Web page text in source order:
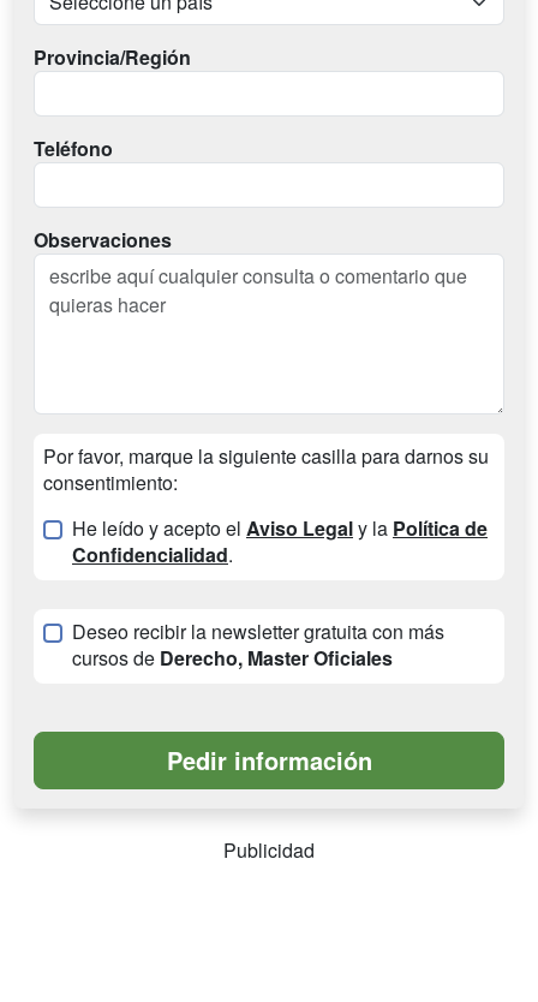
Provincia/Región
Teléfono
Observaciones
Por favor, marque la siguiente casilla para darnos su
consentimiento:
He leído y acepto el Aviso Legaly la Política de
Confidencialidad.
Deseo recibir la newsletter gratuita con más
cursos de Derecho, Master Oficiales
Publicidad